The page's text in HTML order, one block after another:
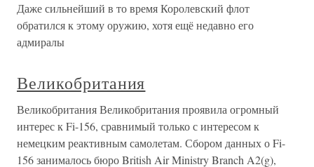
Даже сильнейший в то время Королевский флот
обратился к этому оружию, хотя ещё недавно его
адмиралы
Великобритания
Великобритания Великобритания проявила огромный
интерес к Fi-156, сравнимый только с интересом к
немецким реактивным самолетам. Сбором данных о Fi-
156 занималось бюро British Air Ministry Branch A2(g),